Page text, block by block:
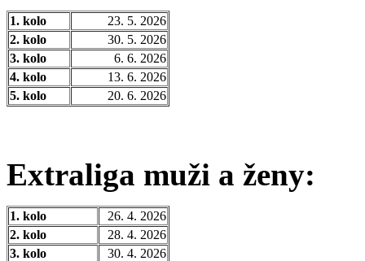
1. kolo
23. 5. 2026
2. kolo
30. 5. 2026
3. kolo
6. 6. 2026
4. kolo
13. 6. 2026
5. kolo
20. 6. 2026
Extraliga muži a ženy:
1. kolo
26. 4. 2026
2. kolo
28. 4. 2026
3. kolo
30. 4. 2026